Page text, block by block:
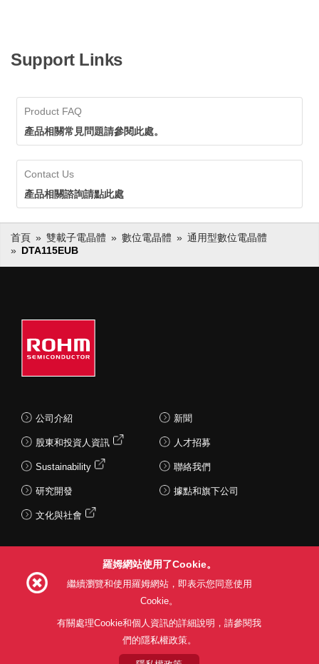
Support Links
Product FAQ
產品相關常見問題請參閱此處。
Contact Us
產品相關諮詢請點此處
首頁 雙載子電晶體 數位電晶體
通用型數位電晶體
DTA115EUB
公司介紹
股東和投資人資訊
Sustainability
研究開發
文化與社會
新聞
人才招募
聯絡我們
據點和旗下公司
利用目的 隱私權政策
羅姆網站使用了Cookie。
繼續瀏覽和使用羅姆網站，即表示您同意使用
Cookie。
有關處理Cookie和個人資訊的詳細說明，請參閱我
們的隱私權政策。